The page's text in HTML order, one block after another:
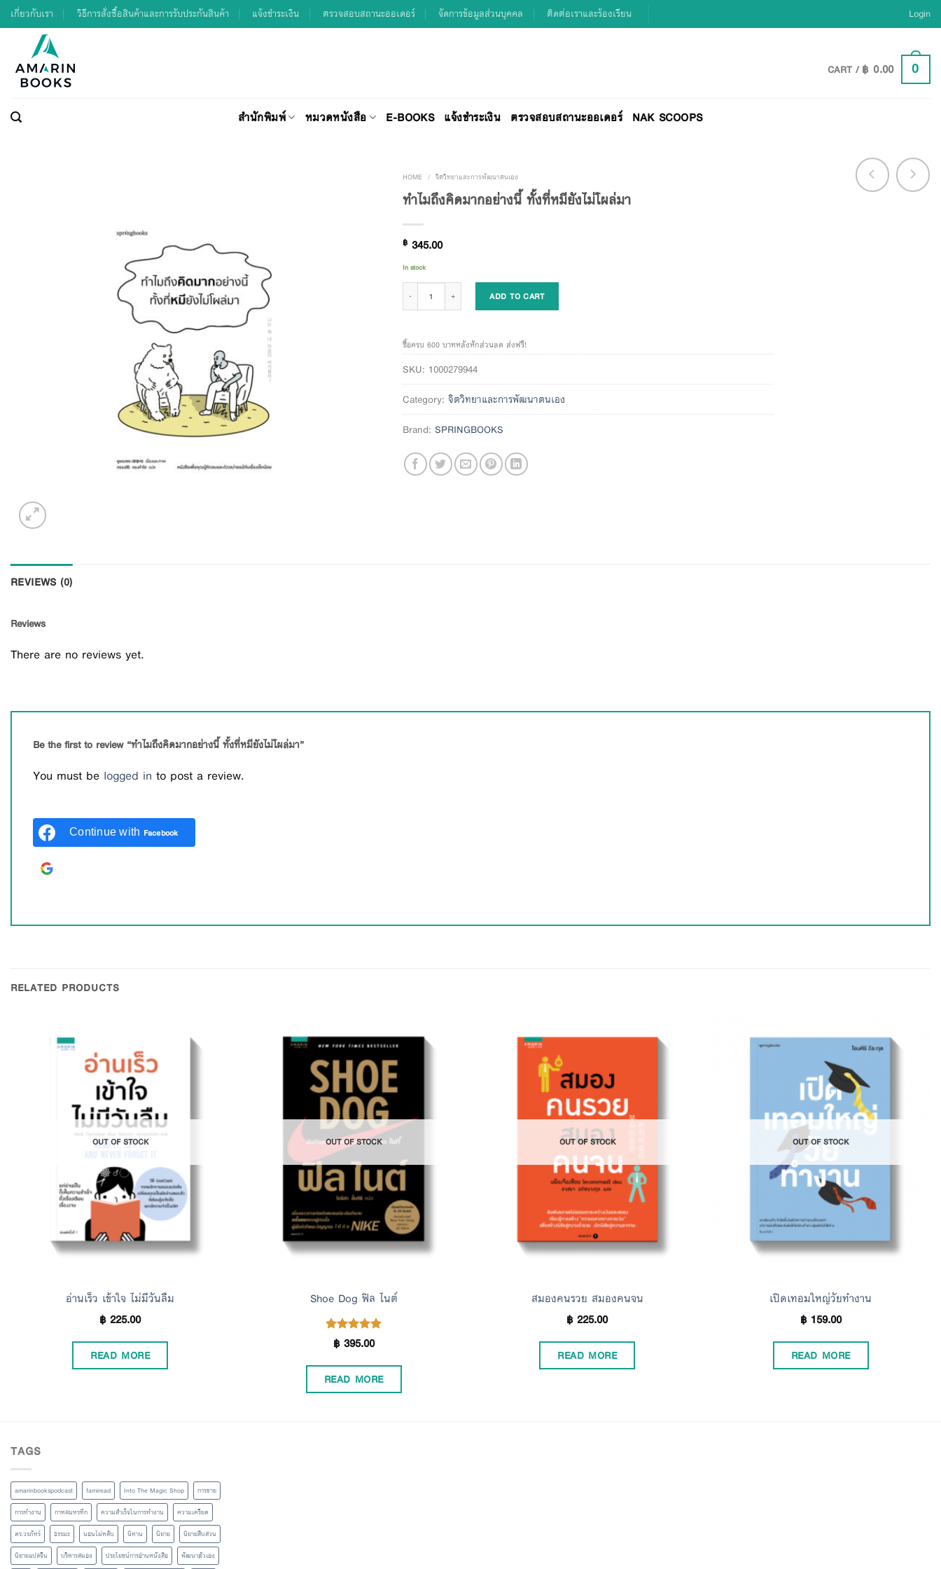
Skip
to
เกี่ยวกับเรา วิธีการสั่งซื้อสินค้าและการรับประกันสินค้า แจ้งชำระเงิน ตรวจสอบสถานะออเดอร์ จัดการข้อมูลส่วนบุคคล ติดต่อเราและร้องเรียน Login
CART /฿ 0.00 0
สำนักพิมพ์ หมวดหนังสือ E-BOOKS แจ้งชำระเงิน ตรวจสอบสถานะออเดอร์ NAK SCOOPS
HOME / จิตวิทยาและการพัฒนาตนเอง
ทำไมถึงคิดมากอย่างนี้ ทั้งที่หมียังไม่โผล่มา
฿ 345.00
In stock
ADD TO CART
ซื้อครบ 600 บาทหลังหักส่วนลด ส่งฟรี!
SKU: 1000279944
Category: จิตวิทยาและการพัฒนาตนเอง
Brand: SPRINGBOOKS
REVIEWS (0)
Reviews
There are no reviews yet.
Be the first to review “ทำไมถึงคิดมากอย่างนี้ ทั้งที่หมียังไม่โผล่มา”
You must be logged in to post a review.
Continue with Facebook
RELATED PRODUCTS
OUT OF STOCK
อ่านเร็ว เข้าใจ ไม่มีวันลืม
฿225.00
READ MORE
OUT OF STOCK
Shoe Dog ฟิล ไนต์
Rated5.00
฿395.00
READ MORE
OUT OF STOCK
สมองคนรวย สมองคนจน
฿225.00
READ MORE
OUT OF STOCK
เปิดเทอมใหญ่วัยทำงาน
฿159.00
READ MORE
TAGS
amarinbookspodcast famiread Into The Magic Shop
การขาย
การทำงาน
กาหลมหรทึก ความสำเร็จในการทำงาน
ความเครียด
ดร.วรภัทร์
ธรรมะ นอนไม่หลับ นิทาน นิยาย
นิยายสืบสวน
นิยายแปลจีน
บริหารสมอง ประโยชน์การอ่านหนังสือ
พัฒนาตัวเอง